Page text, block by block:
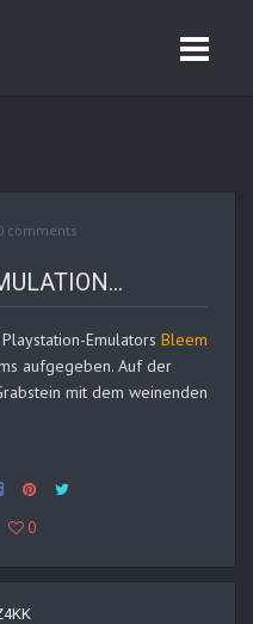
comments
Emulators Bleem
aufgegeben. Auf der
mit dem weinenden
0